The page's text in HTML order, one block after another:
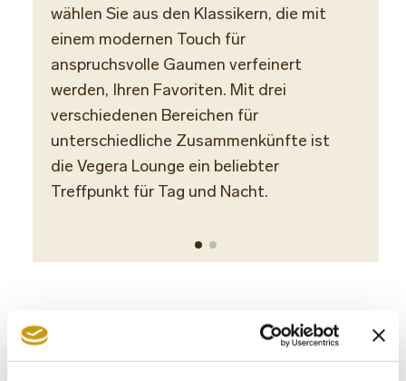
wählen Sie aus den Klassikern, die mit
einem modernen Touch für
anspruchsvolle Gaumen verfeinert
werden, Ihren Favoriten. Mit drei
verschiedenen Bereichen für
unterschiedliche Zusammenkünfte ist
die Vegera Lounge ein beliebter
Treffpunkt für Tag und Nacht.